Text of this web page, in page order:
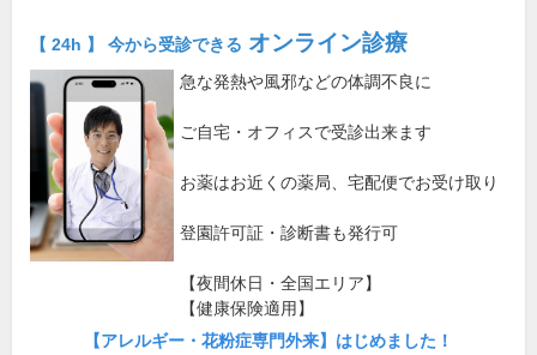
【 24h 】 今から受診できる オンライン診療
急な発熱や風邪などの体調不良に
ご自宅・オフィスで受診出来ます
お薬はお近くの薬局、宅配便でお受け取り
登園許可証・診断書も発行可
【夜間休日・全国エリア】
【健康保険適用】
【アレルギー・花粉症専門外来】はじめました！